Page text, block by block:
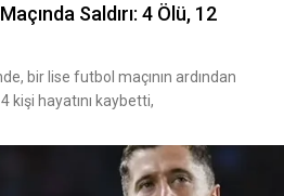
Saldırı: 4 Ölü, 12
bir lise futbol maçının ardından
kişi hayatını kaybetti,